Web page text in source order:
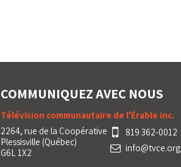
COMMUNIQUEZ AVEC NOUS
Télévision communautaire de l'Érable inc.
2264, rue de la Coopérative
Plessisville (Québec)
G6L 1X2
819 362-0012
info@tvce.org